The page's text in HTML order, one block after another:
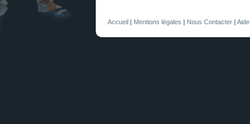
Accueil | Mentions légales | Nous Contacter | Aide